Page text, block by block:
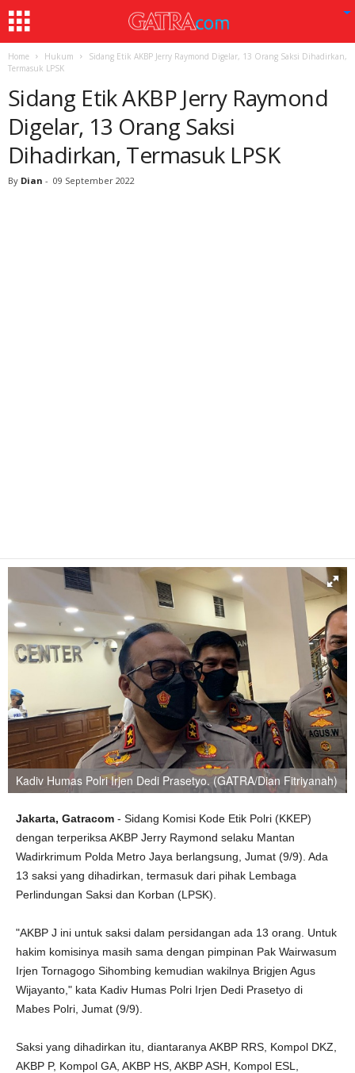
Home Hukum
Sidang Etik AKBP Jerry Raymond Digelar, 13 Orang Saksi Dihadirkan,
Termasuk LPSK
Sidang Etik AKBP Jerry Raymond
Digelar, 13 Orang Saksi
Dihadirkan, Termasuk LPSK
By Dian - 09 September 2022
Kadiv Humas Polri Irjen Dedi Prasetyo. (GATRA/Dian Fitriyanah)
Jakarta, Gatracom - Sidang Komisi Kode Etik Polri (KKEP)
dengan terperiksa AKBP Jerry Raymond selaku Mantan
Wadirkrimum Polda Metro Jaya berlangsung, Jumat (9/9). Ada
13 saksi yang dihadirkan, termasuk dari pihak Lembaga
Perlindungan Saksi dan Korban (LPSK).
"AKBP J ini untuk saksi dalam persidangan ada 13 orang. Untuk
hakim komisinya masih sama dengan pimpinan Pak Wairwasum
Irjen Tornagogo Sihombing kemudian wakilnya Brigjen Agus
Wijayanto," kata Kadiv Humas Polri Irjen Dedi Prasetyo di
Mabes Polri, Jumat (9/9).
Saksi yang dihadirkan itu, diantaranya AKBP RRS, Kompol DKZ,
AKBP P, Kompol GA, AKBP HS, AKBP ASH, Kompol ESL,